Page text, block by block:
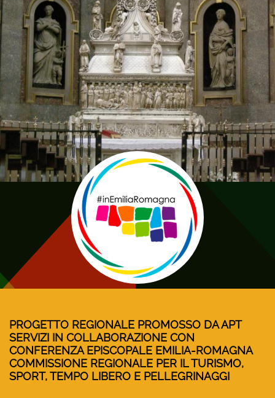
PROGETTO REGIONALE PROMOSSO DA APT
SERVIZI IN COLLABORAZIONE CON
CONFERENZA EPISCOPALE EMILIA-ROMAGNA
COMMISSIONE REGIONALE PER IL TURISMO,
SPORT, TEMPO LIBERO E PELLEGRINAGGI